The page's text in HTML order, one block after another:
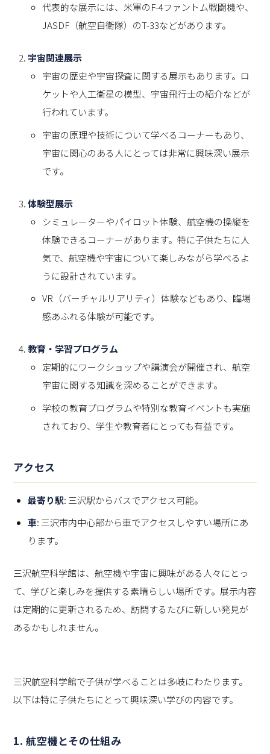
代表的な展示には、米軍のF-4ファントム戦闘機や、
JASDF（航空自衛隊）のT-33などがあります。
宇宙関連展示
宇宙の歴史や宇宙探査に関する展示もあります。ロ
ケットや人工衛星の模型、宇宙飛行士の紹介などが
行われています。
宇宙の原理や技術について学べるコーナーもあり、
宇宙に関心のある人にとっては非常に興味深い展示
です。
体験型展示
シミュレーターやパイロット体験、航空機の操縦を
体験できるコーナーがあります。特に子供たちに人
気で、航空機や宇宙について楽しみながら学べるよ
うに設計されています。
VR（バーチャルリアリティ）体験などもあり、臨場
感あふれる体験が可能です。
教育・学習プログラム
定期的にワークショップや講演会が開催され、航空
宇宙に関する知識を深めることができます。
学校の教育プログラムや特別な教育イベントも実施
されており、学生や教育者にとっても有益です。
アクセス
最寄り駅: 三沢駅からバスでアクセス可能。
車: 三沢市内中心部から車でアクセスしやすい場所にあ
ります。
三沢航空科学館は、航空機や宇宙に興味がある人々にとっ
て、学びと楽しみを提供する素晴らしい場所です。展示内容
は定期的に更新されるため、訪問するたびに新しい発見が
あるかもしれません。
三沢航空科学館で子供が学べることは多岐にわたります。
以下は特に子供たちにとって興味深い学びの内容です。
1.航空機とその仕組み